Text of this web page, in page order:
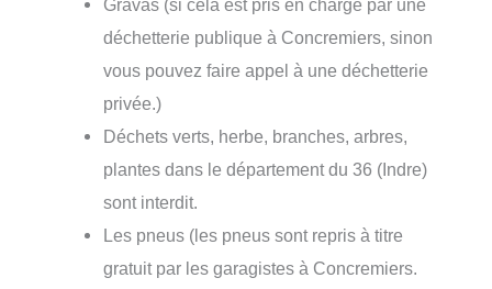
Gravas (si cela est pris en charge par une
déchetterie publique à Concremiers, sinon
vous pouvez faire appel à une déchetterie
privée.)
Déchets verts, herbe, branches, arbres,
plantes dans le département du 36 (Indre)
sont interdit.
Les pneus (les pneus sont repris à titre
gratuit par les garagistes à Concremiers.